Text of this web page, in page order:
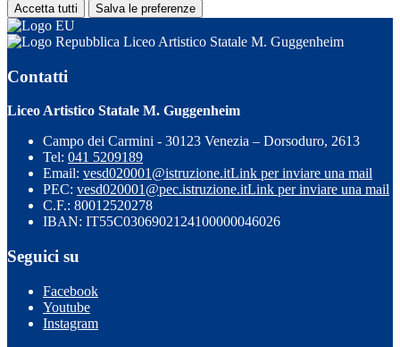
Accetta tutti Salva le preferenze
Liceo Artistico Statale M. Guggenheim
Contatti
Liceo Artistico Statale M. Guggenheim
Campo dei Carmini - 30123 Venezia – Dorsoduro, 2613
Tel: 041 5209189
Email: vesd020001@istruzione.itLink per inviare una mail
PEC: vesd020001@pec.istruzione.itLink per inviare una mail
C.F.: 80012520278
IBAN: IT55C0306902124100000046026
Seguici su
Facebook
Youtube
Instagram